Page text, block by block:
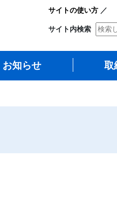
サイトの使い方／
サイト内検索
お知らせ 取